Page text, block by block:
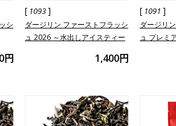
シ
円
[ 1093]
ダージリン ファーストフラッシ
ュ 2026 ～水出しアイスティー
1,400円
[ 1091 ]
ダージリ
ュ プレミ